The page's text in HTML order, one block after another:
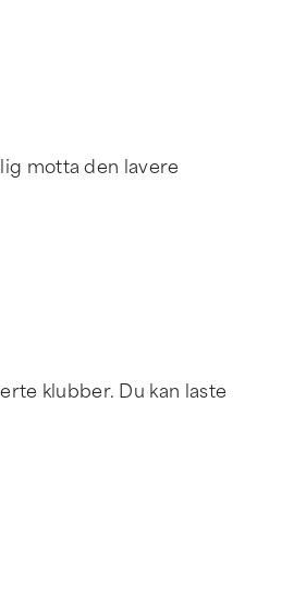
motta den lavere
klubber. Du kan laste